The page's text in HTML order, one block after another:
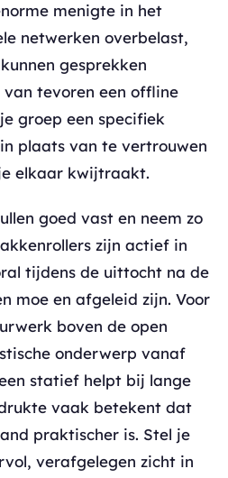
menigte in het
netwerken overbelast,
gesprekken
van tevoren een offline
groep een specifiek
plaats van te vertrouwen
elkaar kwijtraakt.
goed vast en neem zo
zijn actief in
tijdens de uittocht na de
moe en afgeleid zijn. Voor
boven de open
onderwerp vanaf
statief helpt bij lange
vaak betekent dat
praktischer is. Stel je
verafgelegen zicht in